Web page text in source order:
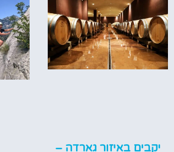
יקבים באיזור גארדה –